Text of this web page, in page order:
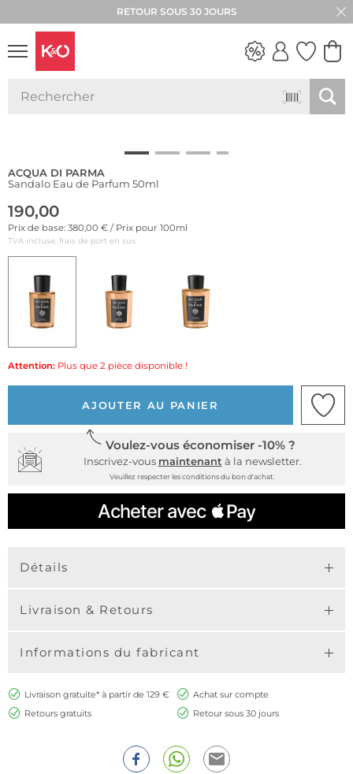
RETOUR SOUS 30 JOURS
ACQUA DI PARMA
Sandalo Eau de Parfum 50ml
190,00
Prix de base: 380,00 € / Prix pour 100ml
TVA incluse, frais de port en sus
Attention: Plus que 2 pièce disponible !
AJOUTER AU PANIER
Voulez-vous économiser -10% ?
Inscrivez-vous maintenant à la newsletter.
Veuillez respecter les conditions du bon d'achat.
Détails
Livraison & Retours
Informations du fabricant
Livraison gratuite* à partir de 129 €
Achat sur compte
Retours gratuits
Retour sous 30 jours